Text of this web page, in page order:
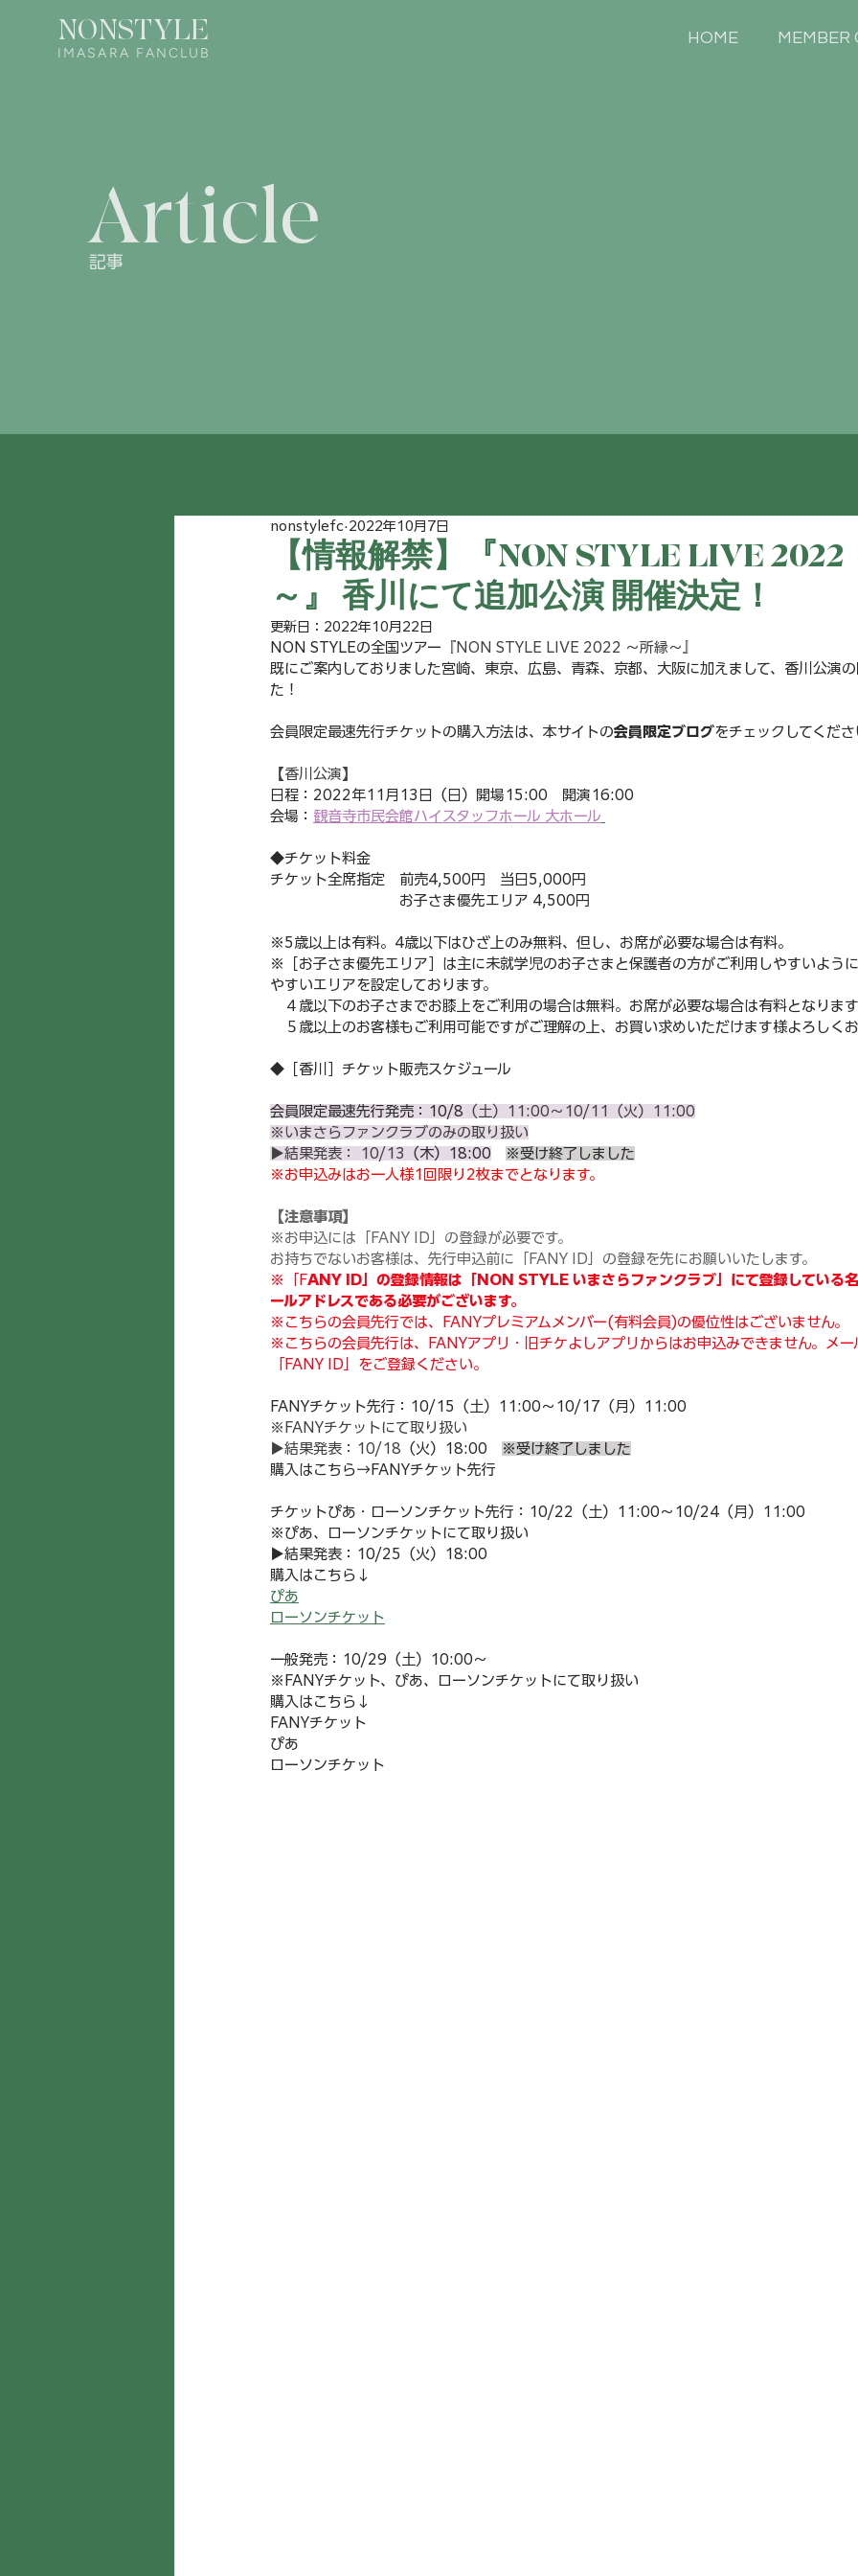
NONSTYLE
IMASARA FANCLUB
HOME MEMBER
Article
記事
【情報解禁】『NON STYLE LIVE 2022
～』 香川にて追加公演 開催決定！
nonstylefc 2022年10月7日
更新日： 2022年10月22日
NON STYLEの全国ツアー 『NON STYLE LIVE 2022 ～所縁～』
既にご案内しておりました宮崎、東京、広島、青森、京都、大阪に加えまして、香川公演
た！
会員限定最速先行チケットの購入方法は、本サイトの会員限定ブログをチェックしてくださ
【香川公演】
日程：2022年11月13日（日）開場15:00　開演16:00
会場： 観音寺市民会館ハイスタッフホール 大ホール
◆チケット料金
チケット全席指定　前売4,500円　当日5,000円
お子さま優先エリア 4,500円
※5歳以上は有料。4歳以下はひざ上のみ無料、但し、お席が必要な場合は有料。
※［お子さま優先エリア］は主に未就学児のお子さまと保護者の方がご利用しやすいよう
やすいエリアを設定しております。
４歳以下のお子さまでお膝上をご利用の場合は無料。お席が必要な場合は有料となります
５歳以上のお客様もご利用可能ですがご理解の上、お買い求めいただけます様よろしくお
◆［香川］チケット販売スケジュール
会員限定最速先行発売：10/8 （土）11:00～10/11（火）11:00
※いまさらファンクラブのみの取り扱い
▶︎結果発表： 10/13
（木）18:00
※受け終了しました
※お申込みはお一人様1回限り2枚までとなります。
【注意事項】
※お申込には「FANY ID」の登録が必要です。
お持ちでないお客様は、先行申込前に「FANY ID」の登録を先にお願いいたします。
※「FANY ID」の登録情報は「NON STYLE いまさらファンクラブ」にて登録している
ールアドレスである必要がございます。
※こちらの会員先行では、FANYプレミアムメンバー(有料会員)の優位性はございません。
※こちらの会員先行は、FANYアプリ・旧チケよしアプリからはお申込みできません。メー
「FANY ID」をご登録ください。
FANYチケット先行：10/15（土）11:00～10/17（月）11:00
※FANYチケットにて取り扱い
▶︎結果発表：10/18 （火）18:00
※受け終了しました
購入はこちら→FANYチケット先行
チケットぴあ・ローソンチケット先行：10/22（土）11:00～10/24（月）11:00
※ぴあ、ローソンチケットにて取り扱い
▶︎結果発表：10/25（火）18:00
購入はこちら↓
ぴあ
ローソンチケット
一般発売：10/29（土）10:00〜
※FANYチケット、ぴあ、ローソンチケットにて取り扱い
購入はこちら↓
FANYチケット
ぴあ
ローソンチケット